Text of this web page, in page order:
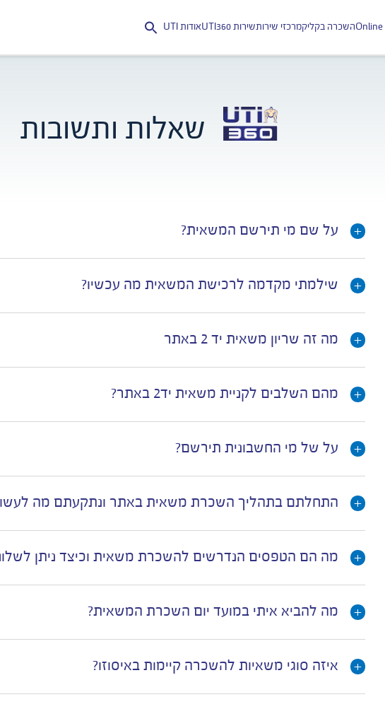
השכרה בקליקמרכזי שירותשירות UTI360 אודות UTI
Search
שאלות ותשובות
על שם מי תירשם המשאית?
שילמתי מקדמה לרכישת המשאית מה עכשיו?
מה זה שריון משאית יד 2 באתר
מהם השלבים לקניית משאית יד2 באתר?
על של מי החשבונית תירשם?
התחלתם בתהליך השכרת משאית באתר ונתקעתם מה
מה הם הטפסים הנדרשים להשכרת משאית וכיצד ניתן
מה להביא איתי במועד יום השכרת המשאית?
איזה סוגי משאיות להשכרה קיימות באיסוזו?